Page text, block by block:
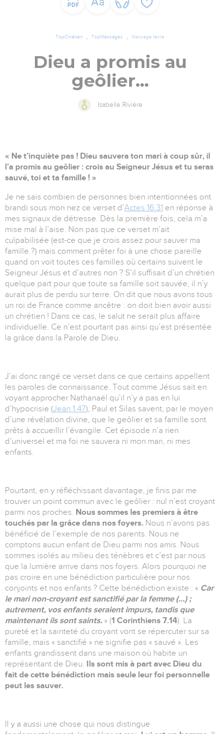
TopChrétien TopMessages Message texte
Dieu a promis au
geôlier...
Isabelle Rivière
« Ne t’inquiète pas ! Dieu sauvera ton mari à coup sûr, il
l’a promis au geôlier : crois au Seigneur Jésus et tu seras
sauvé, toi et ta famille ! »
Je ne sais combien de personnes bien intentionnées ont
brandi sous mon nez ce verset d’Actes 16.31 en réponse à
mes signaux de détresse. Dès la première fois, cela m’a
mise mal à l’aise. Non pas que ce verset m’ait
culpabilisée (est-ce que je crois assez pour sauver ma
famille ?) mais comment prêter foi à une chose pareille
quand on voit toutes ces familles où certains suivent le
Seigneur Jésus et d’autres non ? S’il suffisait d’un chrétien
quelque part pour que toute sa famille soit sauvée, il n’y
aurait plus de perdu sur terre. On dit que nous avons tous
un roi de France comme ancêtre : on doit bien avoir aussi
un chrétien ! Dans ce cas, le salut ne serait plus affaire
individuelle. Ce n’est pourtant pas ainsi qu’est présentée
la grâce dans la Parole de Dieu.
J’ai donc rangé ce verset dans ce que certains appellent
les paroles de connaissance. Tout comme Jésus sait en
voyant approcher Nathanaël qu’il n’y a pas en lui
d’hypocrisie (Jean 1.47), Paul et Silas savent, par le moyen
d’une révélation divine, que le geôlier et sa famille sont
prêts à accueillir l’évangile. Cet épisode n’a rien
d’universel et ma foi ne sauvera ni mon mari, ni mes
enfants.
Pourtant, en y réfléchissant davantage, je finis par me
trouver un point commun avec le geôlier : nul n’est croyant
parmi nos proches. Nous sommes les premiers à être
touchés par la grâce dans nos foyers. Nous n’avons pas
bénéficié de l’exemple de nos parents. Nous ne
comptons aucun enfant de Dieu parmi nos amis. Nous
sommes isolés au milieu des ténèbres et c’est par nous
que la lumière arrive dans nos foyers. Alors pourquoi ne
pas croire en une bénédiction particulière pour nos
conjoints et nos enfants ? Cette bénédiction existe : « Car
le mari non-croyant est sanctifié par la femme (…) ;
autrement, vos enfants seraient impurs, tandis que
maintenant ils sont saints. » (1 Corinthiens 7.14). La
pureté et la sainteté du croyant vont se répercuter sur sa
famille, mais « sanctifié » ne signifie pas « sauvé ». Les
enfants grandissent dans une maison où habite un
représentant de Dieu.
Ils sont mis à part avec Dieu du
fait de cette bénédiction mais seule leur foi personnelle
peut les sauver.
Il y a aussi une chose qui nous distingue